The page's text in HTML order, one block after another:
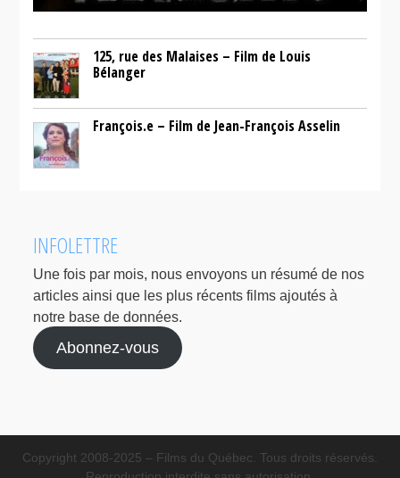
125, rue des Malaises – Film de Louis
Bélanger
François.e – Film de Jean-François Asselin
INFOLETTRE
Une fois par mois, nous envoyons un résumé de nos
articles ainsi que les plus récents films ajoutés à
notre base de données.
Abonnez-vous
Copyright 2008-2025 – Films du Québec. Tous droits réservés.